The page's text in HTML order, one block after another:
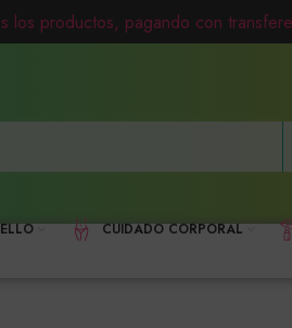
CUIDADO CORPORAL
los productos, pagando con